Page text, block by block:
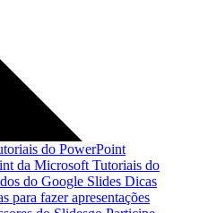
do PowerPoint
da Microsoft Tutoriais do
do Google Slides Dicas
para fazer apresentações